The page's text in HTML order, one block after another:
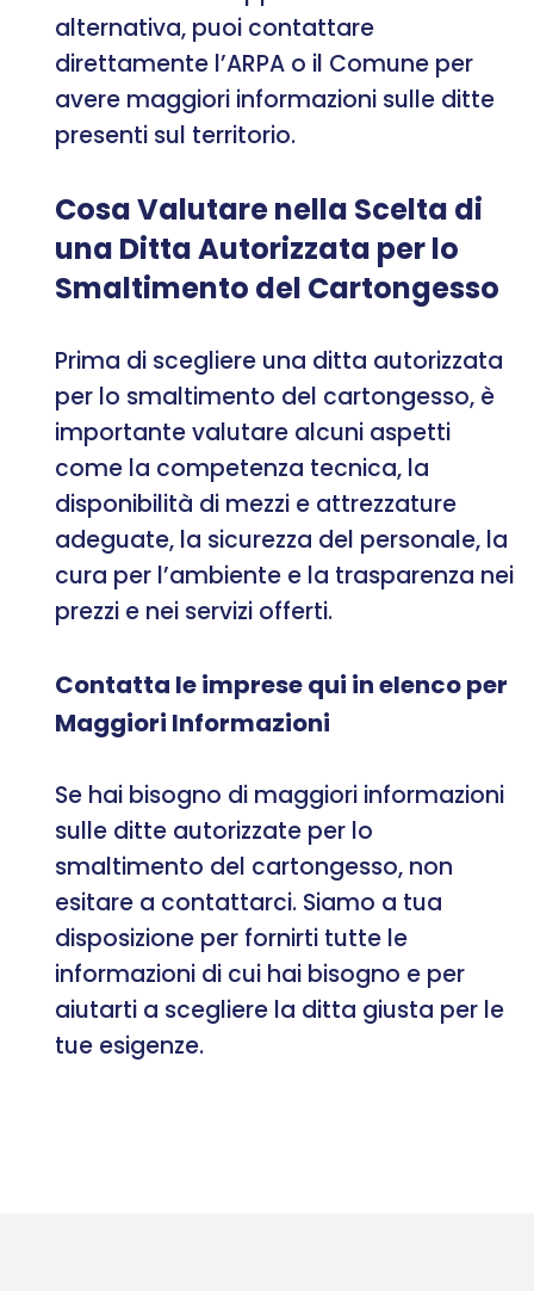
alternativa, puoi contattare
direttamente l’ARPA o il Comune per
avere maggiori informazioni sulle ditte
presenti sul territorio.
Cosa Valutare nella Scelta di
una Ditta Autorizzata per lo
Smaltimento del Cartongesso
Prima di scegliere una ditta autorizzata
per lo smaltimento del cartongesso, è
importante valutare alcuni aspetti
come la competenza tecnica, la
disponibilità di mezzi e attrezzature
adeguate, la sicurezza del personale, la
cura per l’ambiente e la trasparenza nei
prezzi e nei servizi offerti.
Contatta le imprese qui in elenco per
Maggiori Informazioni
Se hai bisogno di maggiori informazioni
sulle ditte autorizzate per lo
smaltimento del cartongesso, non
esitare a contattarci. Siamo a tua
disposizione per fornirti tutte le
informazioni di cui hai bisogno e per
aiutarti a scegliere la ditta giusta per le
tue esigenze.